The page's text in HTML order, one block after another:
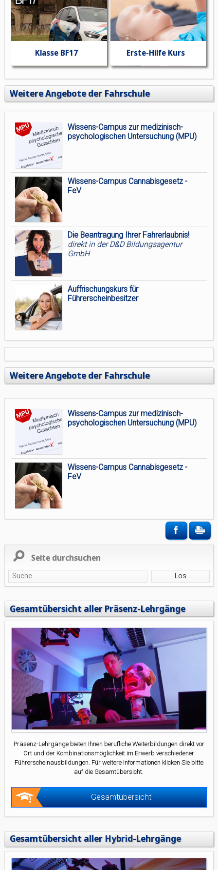
Klasse BF17 Erste-Hilfe Kurs
Weitere Angebote der Fahrschule
Wissens-Campus zur medizinisch-
psychologischen Untersuchung (MPU)
Wissens-Campus Cannabisgesetz -
FeV
Die Beantragung Ihrer Fahrerlaubnis!
direkt in der D&D Bildungsagentur
GmbH
Auffrischungskurs für
Führerscheinbesitzer
Weitere Angebote der Fahrschule
Wissens-Campus zur medizinisch-
psychologischen Untersuchung (MPU)
Wissens-Campus Cannabisgesetz -
FeV
Seite durchsuchen
Gesamtübersicht aller Präsenz-Lehrgänge
Präsenz-Lehrgänge bieten Ihnen berufliche Weiterbildungen direkt vor
Ort und der Kombinationsmöglichkeit im Erwerb verschiedener
Führerscheinausbildungen. Für weitere Informationen klicken Sie bitte
auf die Gesamtübersicht.
Gesamtübersicht
Gesamtübersicht aller Hybrid-Lehrgänge